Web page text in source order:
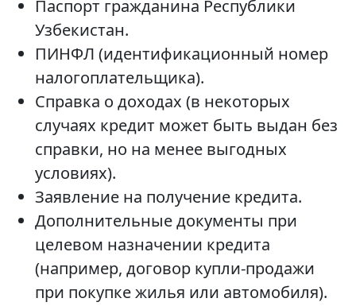
Паспорт гражданина Республики
Узбекистан.
ПИНФЛ (идентификационный номер
налогоплательщика).
Справка о доходах (в некоторых
случаях кредит может быть выдан без
справки, но на менее выгодных
условиях).
Заявление на получение кредита.
Дополнительные документы при
целевом назначении кредита
(например, договор купли-продажи
при покупке жилья или автомобиля).